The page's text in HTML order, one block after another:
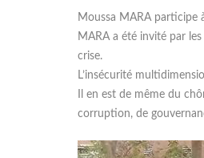
Moussa MARA participe
MARA a été invité par
crise.
L’insécurité
Il en est de même du
corruption, de